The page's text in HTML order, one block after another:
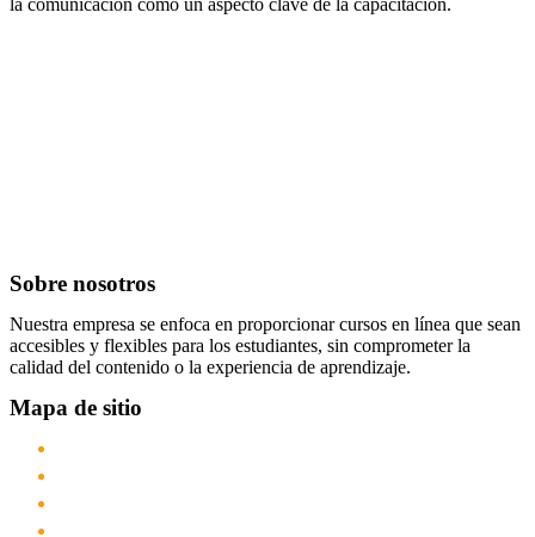
Sobre nosotros
Nuestra empresa se enfoca en proporcionar cursos en línea que sean
accesibles y flexibles para los estudiantes, sin comprometer la
calidad del contenido o la experiencia de aprendizaje.
Mapa de sitio